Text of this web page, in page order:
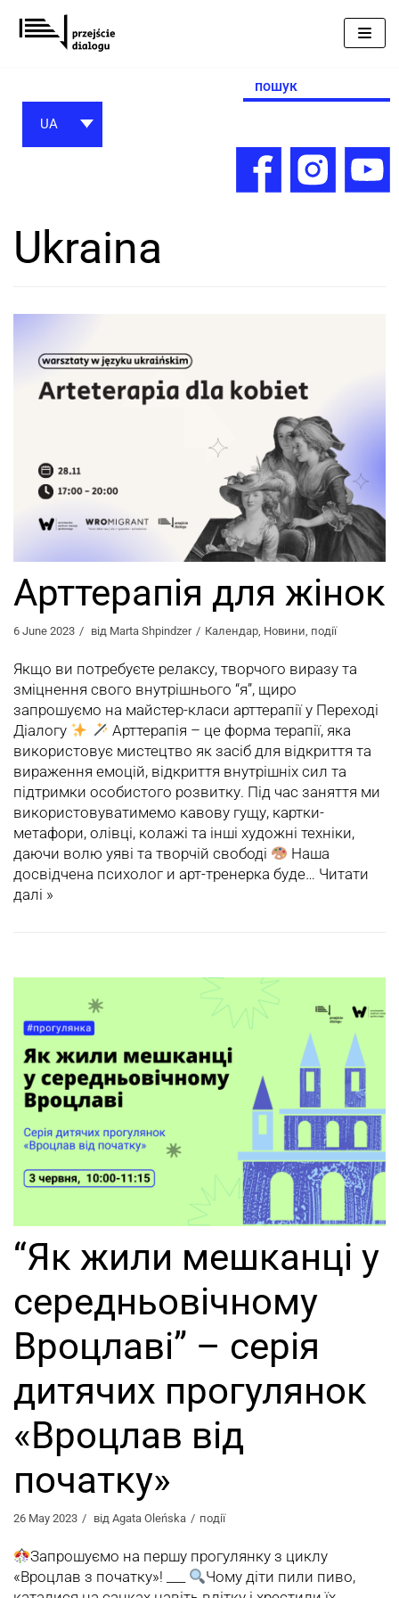
Перейти
до
Search
for:
UA
Ukraina
Арттерапія для жінок
6 June 2023 від Marta Shpindzer Календар, Новини, події
Якщо ви потребуєте релаксу, творчого виразу та
зміцнення свого внутрішнього “я”, щиро
запрошуємо на майстер-класи арттерапії у Переході
Діалогу
Арттерапія – це форма терапії, яка
використовує мистецтво як засіб для відкриття та
вираження емоцій, відкриття внутрішніх сил та
підтримки особистого розвитку. Під час заняття ми
використовуватимемо кавову гущу, картки-
метафори, олівці, колажі та інші художні техніки,
даючи волю уяві та творчій свободі
Нашa
досвідчена психолог и арт-тренерка буде… Читати
далі »
“Як жили мешканці у
середньовічному
Вроцлаві” – cерiя
дитячих прогулянок
«Вроцлав від
початку»
26 May 2023 від Agata Oleńska події
Запрошуємо на першу прогулянку з циклу
«Вроцлав з початку»! ___
Чому діти пили пиво,